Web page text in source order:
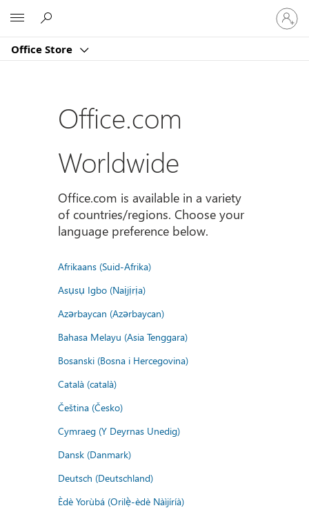
Office Store
Sign
in
to
account
Office.com
Worldwide
Office.com is available in a variety
of countries/regions. Choose your
language preference below.
Afrikaans (Suid-Afrika)
Asụsụ Igbo (Naịjịrịa)
Azərbaycan (Azərbaycan)
Bahasa Melayu (Asia Tenggara)
Bosanski (Bosna i Hercegovina)
Català (català)
Čeština (Česko)
Cymraeg (Y Deyrnas Unedig)
Dansk (Danmark)
Deutsch (Deutschland)
Èdè Yorùbá (Orilẹ̀-èdè Nàìjíríà)